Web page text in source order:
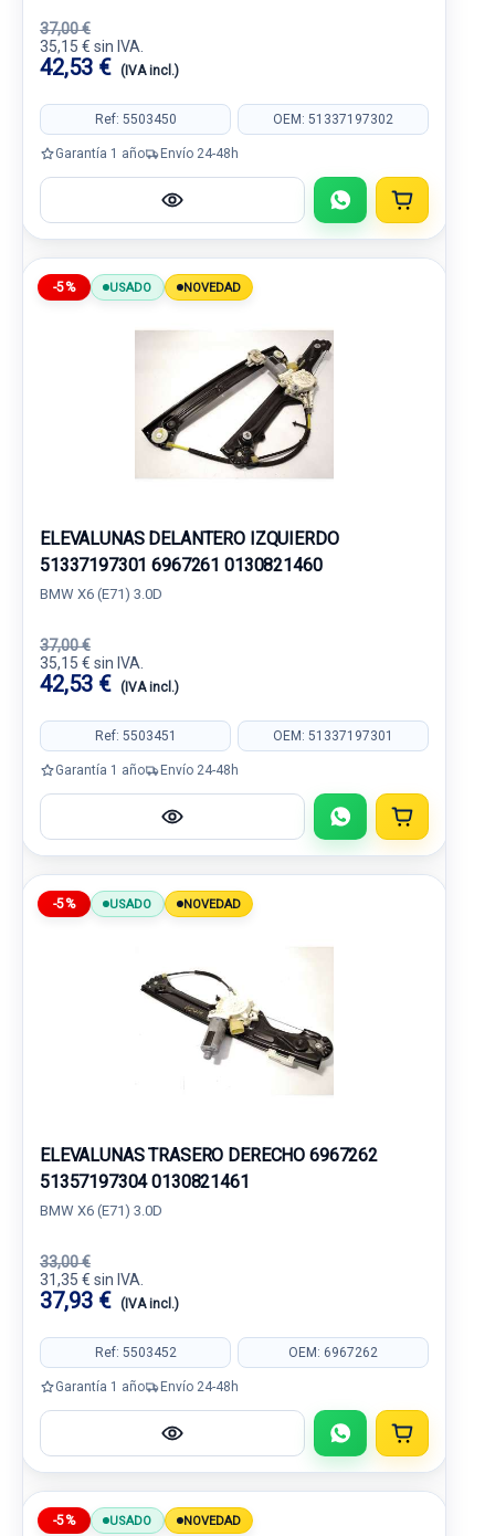
37,00 €
35,15 € sin IVA.
42,53 € (IVA incl.)
Ref: 5503450 OEM: 51337197302
Garantía 1 año Envío 24-48h
-5% USADO NOVEDAD
ELEVALUNAS DELANTERO IZQUIERDO
51337197301 6967261 0130821460
BMW X6 (E71) 3.0D
37,00 €
35,15 € sin IVA.
42,53 € (IVA incl.)
Ref: 5503451 OEM: 51337197301
Garantía 1 año Envío 24-48h
-5% USADO NOVEDAD
ELEVALUNAS TRASERO DERECHO 6967262
51357197304 0130821461
BMW X6 (E71) 3.0D
33,00 €
31,35 € sin IVA.
37,93 € (IVA incl.)
Ref: 5503452 OEM: 6967262
Garantía 1 año Envío 24-48h
-5% USADO NOVEDAD